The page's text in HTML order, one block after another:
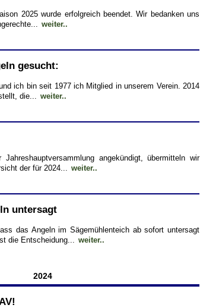
2025 wurde erfolgreich beendet. Wir bedanken uns
weiter..
gesucht:
ich bin seit 1977 ich Mitglied in unserem Verein. 2014
die... weiter..
angekündigt, übermitteln wir
der für 2024... weiter..
untersagt
das Angeln im Sägemühlenteich ab sofort untersagt
die Entscheidung... weiter..
2024